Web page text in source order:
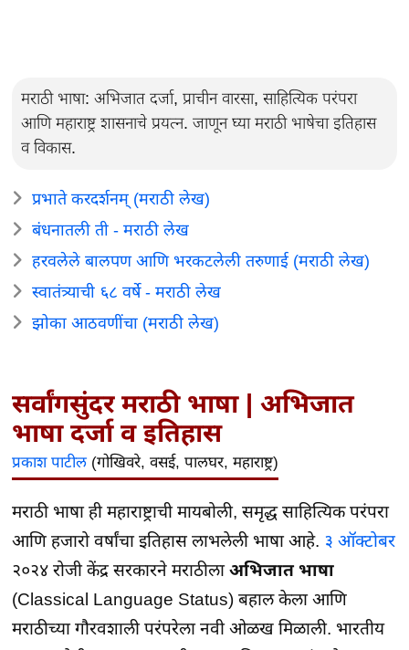
मराठी भाषा: अभिजात दर्जा, प्राचीन वारसा, साहित्यिक परंपरा
आणि महाराष्ट्र शासनाचे प्रयत्न. जाणून घ्या मराठी भाषेचा इतिहास
व विकास.
प्रभाते करदर्शनम्‌ (मराठी लेख)
बंधनातली ती - मराठी लेख
हरवलेले बालपण आणि भरकटलेली तरुणाई (मराठी लेख)
स्वातंत्र्याची ६८ वर्षे - मराठी लेख
झोका आठवणींचा (मराठी लेख)
सर्वांगसुंदर मराठी भाषा | अभिजात
भाषा दर्जा व इतिहास
प्रकाश पाटील (गोखिवरे, वसई, पालघर, महाराष्ट्र)
मराठी भाषा ही महाराष्ट्राची मायबोली, समृद्ध साहित्यिक परंपरा
आणि हजारो वर्षांचा इतिहास लाभलेली भाषा आहे. ३ ऑक्टोबर
२०२४ रोजी केंद्र सरकारने मराठीलाअभिजात भाषा
(Classical Language Status) बहाल केला आणि
मराठीच्या गौरवशाली परंपरेला नवी ओळख मिळाली. भारतीय